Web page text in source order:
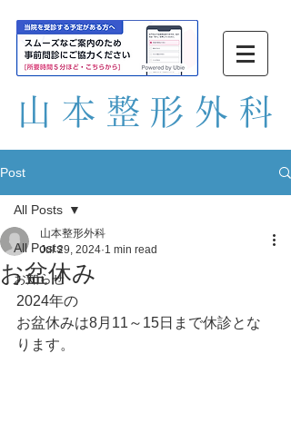
山本整形外 科
Post
All Posts
お知らせ
All Posts
お盆休み
山本整形外科
Jul 29, 2024 1 min read
2024年の
お盆休みは8月11～15日まで休診とな
ります。